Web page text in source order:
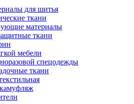
для шитья
ткани
материалы
ткани
мебели
спецодежды
ткани